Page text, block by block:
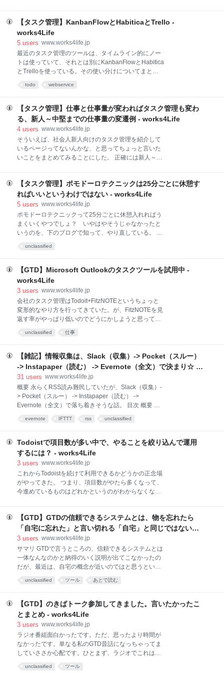
いるリストなので、むしろしない方が当然だからだ。
「きめる」ということ この「やらないリスト」と、今
ト」に、
くま」を購入した。 ちょっと思った以上にあっさり買
ってしまったので、若干自分の行動の理由がわからな
くなってきた。ので記録しておこうと思う。 経緯まと
め 最近の経緯をまとめると、ライフハック横浜のイベ
ントに行ってたら、存外ログを取るのに便利そうだな
というのがわかってきたこと、タスクシュートはタス
うのを理解し、ごりゅごさんところの記事を読んで、
りとした流れである。 特に、「タスクシュート」をし
たいから買いたい、というよりかは、「ログ管理」を
楽したい、という方
【タスク管理】KanbanFlowとHabiticaとTrello -
works4Life
5 users www.works4life.jp
最近のタスク管理のツールは、タイムライン的にノー
トは使っていて、それとは別にKanbanFlowとHabitica
とTrelloを使っている。その使い分けについてまとめ
いておく。Todoistから移行してきたのには、 コメント
ができる サブタスクが作れる リンクが使える の他に
画像がクリップボード経由で貼り付けができる という
Todoist を使ってきたことがあるけど、問題点として、
軽率に見返すことができない というものがあって脱落
した。 Evernoteは、データベースが肥大しすぎてみる
た。 Todoistは、もと
todo webservice
【タスク管理】仕事と仕事量が変わればタスク管理も変わ
る、新人～中堅までの仕事量の変遷例 - works4Life
4 users www.works4life.jp
そういえば、社会人新人向けのタスク管理を紹介して
いるページってないんかな、と思ってちょっと言いた
いことをまとめてみることにした。 正確には新人～中
どの状況で有用かを説明するには、実験なみに前提条
件が必要なのは、あまり知られていない。 個人的にや
りたいのは、「こういう状況に適したタスク管理とか
ツールってどういうものがあるの？ それはこれだ
ね！」というのがうまくまとまらんかなぁと思ってい
る。 さて。 大昔の仕事と我々の仕事で異なる点は、同
増えたし、一つ仕事をしていればよい、というわけで
えず変わりゆくものであり、仕事量も変遷していく。
仕事と仕事量が変わればタスク管理も変わる 仕事も変
遷するし、仕事量も
【タスク管理】ポモドーロテクニックは25分ごとに休憩す
ればいいというわけではない - works4Life
5 users www.works4life.jp
ポモドーロテクニックって25分ごとに休憩入れればう
まくいくやつでしょ？ いやはやそうじゃなかったと
いうのを、下のブログで知って、やり直している。 誤
て、5分休憩する。それを繰り返せば生産性がほらこ
の通り！というものだと巷の情報で見知って覚えてい
た。 25分集中、5分休憩入れる これで十分動いている
モドーロテクニック ところが、ポモドーロテクニック
は、25分だけでは全然集中力というのは生成できな
い。 25分集中、5分休憩入れる 更にここに、ルールと
して以下のようなものを入れる。 1日でできるポモド
unclassified
【GTD】Microsoft Outlookのタスクツールを試用中 -
works4Life
3 users www.works4life.jp
会社のタスク管理はTodoit+FitzNOTEというちょっと
変形的なやり方を行ってきていた。が、FitzNOTEを見
返す率がやっぱり低いのでどうにかしようと思って、
この度MS Outlookに付属しているタスクツールで運用
してみた。 きっかけは、会社がO365を使い始めるよ
がO365が採用されたので。Outlookのソフトウェア導
入すると、Todoツールも一緒についてくるもんだか
ら、せっかくだからと思って一元化できないかと思っ
けのGTD用のアドオンもいくつかあったけど、入れな
い。というか、入れたけど使い方がよくわからんかっ
た。ので、プレーンなままで最適化に臨む。 分類項目
でAction/Calendar/WaitFor/Projectを分類、重要度
unclassified 仕事
【雑記】情報収集は、Slack（収集）-> Pocket（スルー）
-> Instapaper（読む） -> Evernote（全文）で決まり☆ -
works4Life
31 users www.works4life.jp
概要 永らくRSS読み難民していたが、Slack（収集）-
> Pocket（スルー） -> Instapaper（読む） ->
Evernote（全文）で落ち着きそうな話。 目次 概要 目
> Pocket Pocket（スルー） -> Instapaper
Instapaper（読む） -> Evernote（全文） Evernote全
文保存問題 作業リスト Google Readerがなくなった
つ。私はGoogle Readerをとてもこよなく愛していた
ので、その後Google Readerロスがずっと続いてRSS
自体があまり読めなくなっていた
evernote IFTTT rss unclassified
Todoistで項目数が多い中で、やることを絞り込んで運用
するには？ - works4Life
3 users www.works4life.jp
これからTodoistを続けて利用できるかどうかの正念場
がやってきた。 つまり、項目数がやたら多くなって、
今進めているものはどれかというのがわからなくなっ
のだが、Todoツールを使ってて、いたく気に入ってい
ると、なんでもかんでも入れてしまう癖がある。それ
こそ、実際のやることもそうだし、気になるURL、テ
ンプレート、果てはGTDの収集用のトリガーリストも
Todoistにつっこんである有様だ。 ここらへんで、だい
たい次のタスクツールを探しに行こうと考えるように
湧かない。 と言うのが今までだったんだけど、Todoist
使い続けたいTodoist URLとか突っ込んだらデフォル
トで期限が今日についてる
【GTD】GTDの信頼できるシステムとは、物を忘れたら
「自宅に忘れた」と言い切れる「自宅」と同じではないか
- works4Life
3 users www.works4life.jp
サマリ GTDで言うところの、信頼できるシステムとは
一体なんなのかと納得のいく説明が出てこなかったの
だが、最近は、自宅の概念が近いのではと思うという
話。 GTDの信頼できるシステムとは？ GTDは、気に
なることやものなどは信頼できるシステムで管理しな
見れば安心だ、といえるシステムというのだが、なん
というかしっくりくるようでしっくりこない説明だな
と思っている。 ところが最近、いくつか書きだしてい
しいのではないかと思っている。 「アレさあ、忘れた
みたい。自宅にあるのはわかってるんだけどさ」 必要
なアレをもっていく段においてがアレが手元になかっ
た時、こんな風に弁明することがあるだろう。このセ
unclassified ツール あとで読む
【GTD】のきばトーク参加してきました。言いたかったこ
とまとめ - works4Life
3 users www.works4life.jp
ラジオ番組面白かったです。ただ、思ったより時間が
なかったです。単なる私のGTD昔話になっちゃってま
していささか心配です。ひとまず、ラジオでこれは主
unclassified ツール